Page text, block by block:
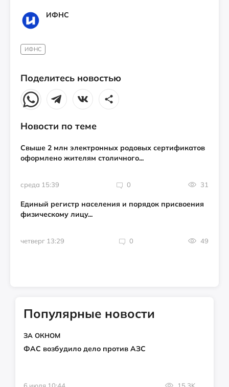
ИФНС
ИФНС
Поделитесь новостью
Новости по теме
Свыше 2 млн электронных родовых сертификатов
оформлено жителям столичного...
среда 15:39 0 31
Единый регистр населения и порядок присвоения
физическому лицу...
четверг 13:29 0 49
Популярные новости
ЗА ОКНОМ
ФАС возбудило дело против АЗС